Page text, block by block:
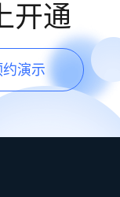
开通
约演示